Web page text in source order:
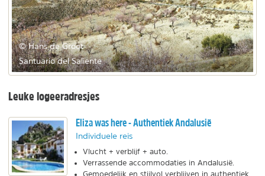
© Hans de Groot
Santuario del Saliente
Leuke logeeradresjes
Eliza was here - Authentiek Andalusië
Individuele reis
Vlucht + verblijf + auto.
Verrassende accommodaties in Andalusië.
Gemoedelijk en stijlvol verblijven in authentiek